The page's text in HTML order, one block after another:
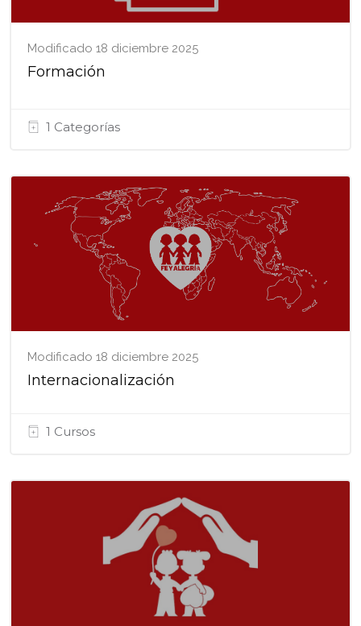
Modificado 18 diciembre 2025
Formación
1 Categorías
Modificado 18 diciembre 2025
Internacionalización
1 Cursos